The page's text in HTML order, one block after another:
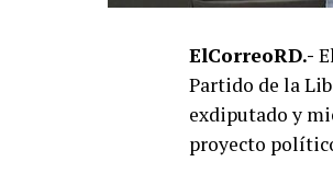
ElCorreoRD.-
Partido de la
exdiputado y
proyecto